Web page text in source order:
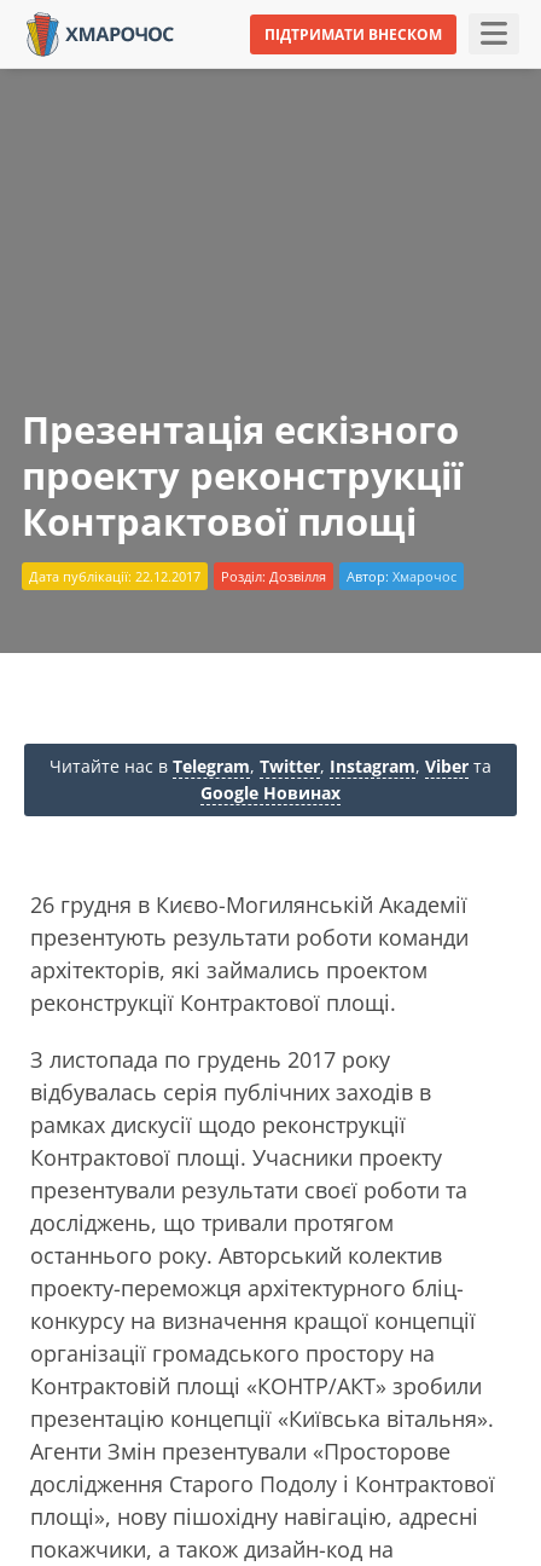
ПІДТРИМАТИ ВНЕСКОМ
Презентація ескізного
проекту реконструкції
Контрактової площі
Дата публікації: 22.12.2017 Розділ: Дозвілля Автор: Хмарочос
Читайте нас в Telegram, Twitter, Instagram, Viber та
Google Новинах
26 грудня в Києво-Могилянській Академії
презентують результати роботи команди
архітекторів, які займались проектом
реконструкції Контрактової площі.
З листопада по грудень 2017 року
відбувалась серія публічних заходів в
рамках дискусії щодо реконструкції
Контрактової площі. Учасники проекту
презентували результати своєї роботи та
досліджень, що тривали протягом
останнього року. Авторський колектив
проекту-переможця архітектурного бліц-
конкурсу на визначення кращої концепції
організації громадського простору на
Контрактовій площі «КОНТР/АКТ» зробили
презентацію концепції «Київська вітальня».
Агенти Змін презентували «Просторове
дослідження Старого Подолу і Контрактової
площі», нову пішохідну навігацію, адресні
покажчики, а також дизайн-код на